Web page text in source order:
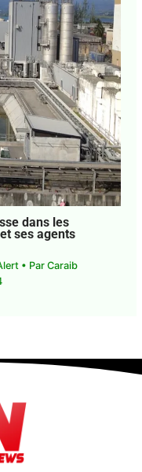
dans les
ses agents
• Par Caraib